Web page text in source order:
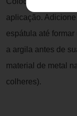
aplicação.
espátula até
a argila antes de
material de metal
colheres).